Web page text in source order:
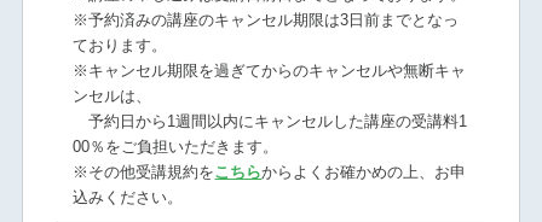
※予約済みの講座のキャンセル期限は3日前までとなっ
ております。
※キャンセル期限を過ぎてからのキャンセルや無断キャ
ンセルは、
予約日から1週間以内にキャンセルした講座の受講料1
00％をご負担いただきます。
※その他受講規約をこちらからよくお確かめの上、お申
込みください。